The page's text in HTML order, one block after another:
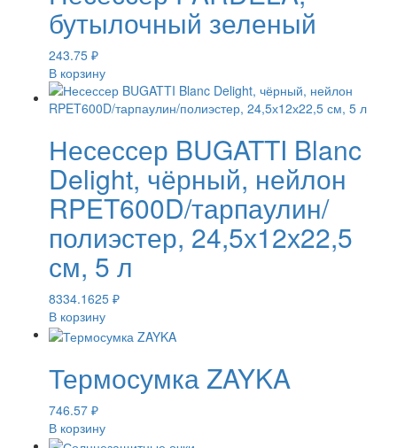
бутылочный зеленый
243.75 ₽
В корзину
Несессер BUGATTI Blanc
Delight, чёрный, нейлон
RPET600D/тарпаулин/
полиэстер, 24,5х12х22,5
см, 5 л
8334.1625 ₽
В корзину
Термосумка ZAYKA
746.57 ₽
В корзину